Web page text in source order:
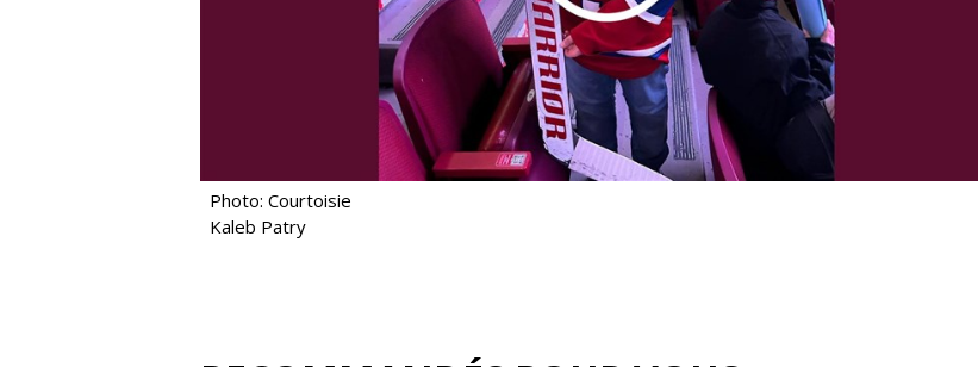
Photo: Courtoisie
Kaleb Patry